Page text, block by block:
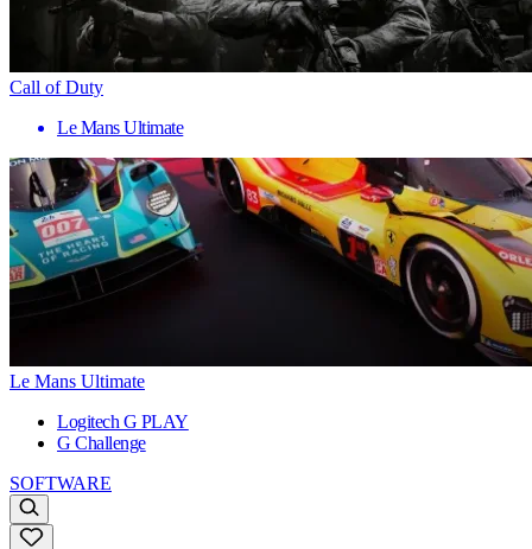
Call of Duty
Le Mans Ultimate
Le Mans Ultimate
Logitech G PLAY
G Challenge
SOFTWARE